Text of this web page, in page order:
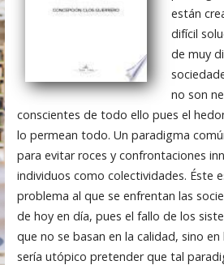
o
están
difícil
de muy
no son
conscientes de todo ello pues el
lo permean todo. Un paradigma
para evitar roces y confrontaciones
individuos como colectividades. Éste
problema al que se enfrentan las
de hoy en día, pues el fallo de los
que no se basan en la calidad, sino
sería utópico pretender que tal